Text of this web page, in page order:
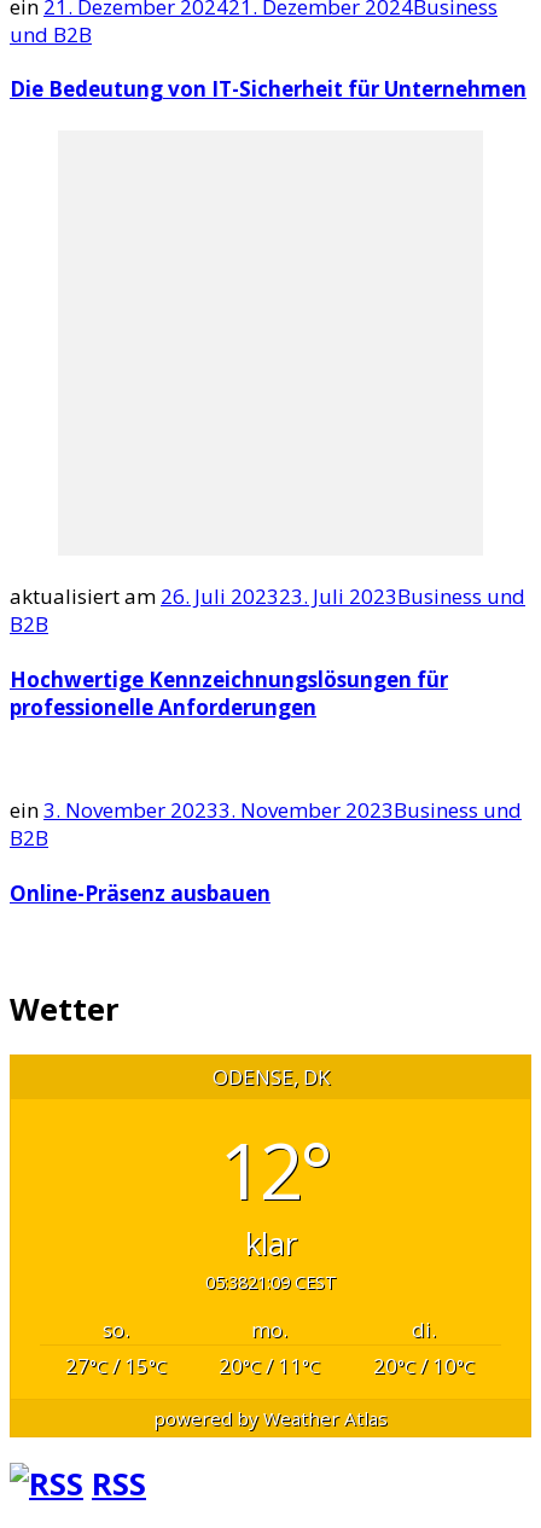
ein 21. Dezember 202421. Dezember 2024Business
und B2B
Die Bedeutung von IT-Sicherheit für Unternehmen
aktualisiert am 26. Juli 202323. Juli 2023Business und
B2B
Hochwertige Kennzeichnungslösungen für
professionelle Anforderungen
ein3. November 20233. November 2023Business und
B2B
Online-Präsenz ausbauen
Wetter
ODENSE, DK
12°
klar
05:3821:09 CEST
so. mo.
di.
27°C/ 15°C 20°C/ 11°C 20°C/ 10°C
powered byWeather Atlas
RSS